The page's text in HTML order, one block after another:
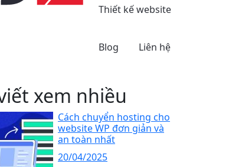
Thiết kế website
Blog Liên hệ
xem nhiều
Cách chuyển hosting cho
website WP đơn giản và
an toàn nhất
20/04/2025